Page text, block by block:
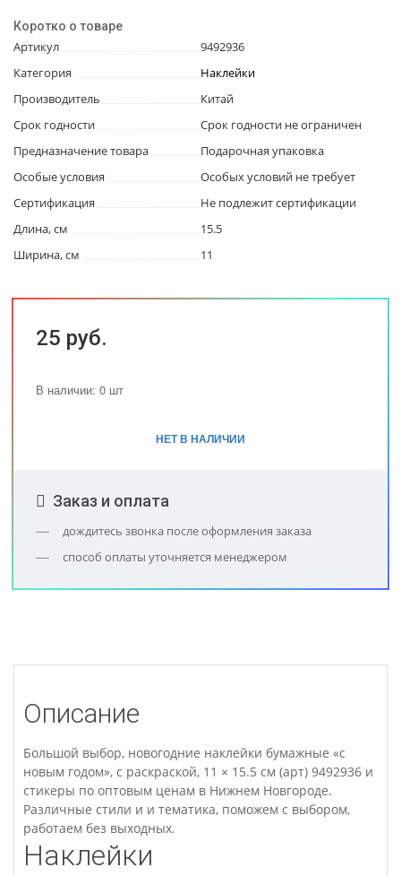
Коротко о товаре
Артикул
9492936
Категория
Наклейки
Производитель
Китай
Срок годности
Срок годности не ограничен
Предназначение товара
Подарочная упаковка
Особые условия
Особых условий не требует
Сертификация
Не подлежит сертификации
Длина, см
15.5
Ширина, см
11
25 руб.
В наличии: 0 шт
НЕТ В НАЛИЧИИ
Заказ и оплата
дождитесь звонка после оформления заказа
способ оплаты уточняется менеджером
Описание
Большой выбор, новогодние наклейки бумажные «с
новым годом», c раскраской, 11 × 15.5 см (арт) 9492936 и
стикеры по оптовым ценам в Нижнем Новгороде.
Различные стили и и тематика, поможем с выбором,
работаем без выходных.
Наклейки